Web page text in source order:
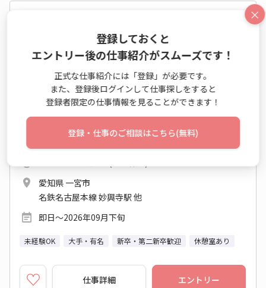
No：ES26-0504172
＼即日～9月末まで／車OK！家電修理の受付対
応★未経験OK@1650円
テレマーケティング業務（発信） / データエントリー業
務 / テレマーケティング業務（受信）
時給 1,650円
愛知県 一宮市
名鉄名古屋本線 妙興寺駅 他
即日～2026年09月下旬
未経験OK 大手・有名 新卒・第二新卒歓迎 休憩室あり
仕事詳細 エントリー
×
登録しておくと
エントリー後の仕事紹介がスムーズです！
正式な仕事紹介には「登録」が必要です。
また、登録後ログインして仕事探しをすると
登録者限定の仕事情報を見ることができます！
登録・仕事のご相談はこちら(無料)